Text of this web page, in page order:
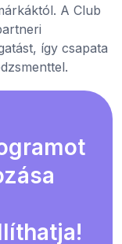
A Club
így csapata